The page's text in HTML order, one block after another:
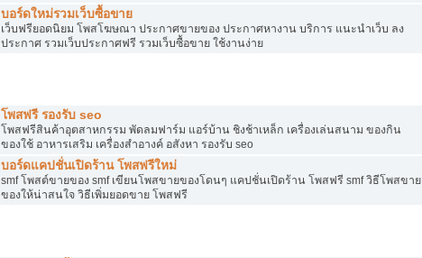
บอร์ดใหม่รวมเว็บซื้อขาย
เว็บฟรียอดนิยม โพสโฆษณา ประกาศขายของ ประกาศหางาน บริการ แนะนำเว็บ ลง
ประกาศ รวมเว็บประกาศฟรี รวมเว็บซื้อขาย ใช้งานง่าย
โพสฟรี รองรับ seo
โพสฟรีสินค้าอุตสาหกรรม พัดลมฟาร์ม แอร์บ้าน ชิงช้าเหล็ก เครื่องเล่นสนาม ของกิน
ของใช้ อาหารเสริม เครื่องสำอางค์ อสังหา รองรับ seo
บอร์ดแคปชั่นเปิดร้าน โพสฟรีใหม่
smf โพสต์ขายของ smf เขียนโพสขายของโดนๆ แคปชั่นเปิดร้าน โพสฟรี smf วิธีโพสขาย
ของให้น่าสนใจ วิธีเพิ่มยอดขาย โพสฟรี